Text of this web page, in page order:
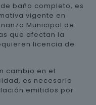
baño completo, es
vigente en
Municipal de
que afectan la
licencia de
cambio en el
es necesario
emitidos por